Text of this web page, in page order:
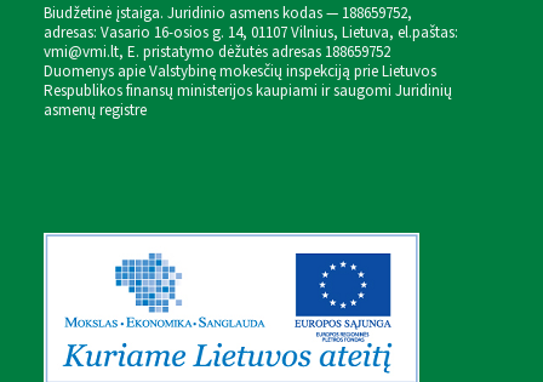
Biudžetinė įstaiga. Juridinio asmens kodas — 188659752,
adresas: Vasario 16-osios g. 14, 01107 Vilnius, Lietuva, el.paštas:
vmi@vmi.lt, E. pristatymo dėžutės adresas 188659752
Duomenys apie Valstybinę mokesčių inspekciją prie Lietuvos
Respublikos finansų ministerijos kaupiami ir saugomi Juridinių
asmenų registre